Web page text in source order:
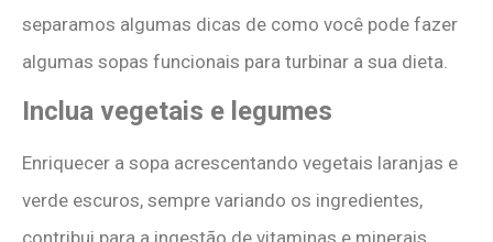
separamos algumas dicas de como você pode fazer
algumas sopas funcionais para turbinar a sua dieta.
Inclua vegetais e legumes
Enriquecer a sopa acrescentando vegetais laranjas e
verde escuros, sempre variando os ingredientes,